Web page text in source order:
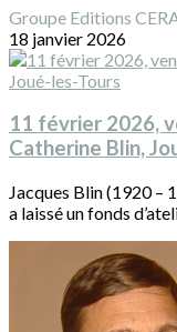
Groupe Editions
18 janvier 2026
11 février 2026,
Catherine Blin,
Jacques Blin (1920 –
a laissé un fonds